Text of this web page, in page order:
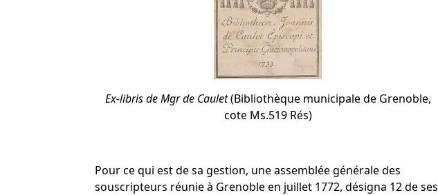
Ex-libris de Mgr de Caulet(Bibliothèque municipale de Grenoble,
cote Ms.519 Rés)
Pour ce qui est de sa gestion, une assemblée générale des
souscripteurs réunie à Grenoble en juillet 1772, désigna 12 de ses